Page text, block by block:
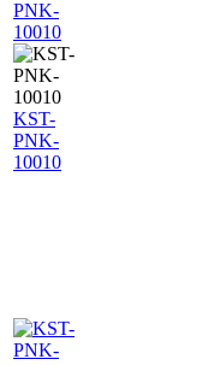
KST-
PNK-
10010